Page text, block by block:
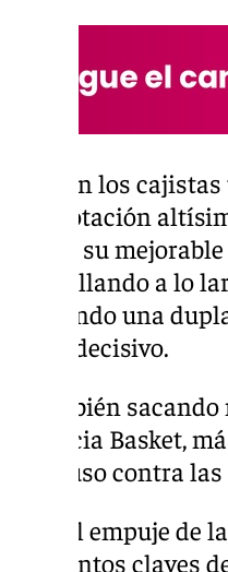
Cierran los
de anotación
pese a su
maquillando a lo
formando una
triple decisivo.
Y también
Valencia Basket,
que puso contra
Pero el empuje de
momentos claves